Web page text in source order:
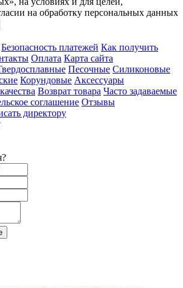
на обработку персональных данных
Безопасность платежей Как получить
Оплата Карта сайта
Песочные Силиконовые
Корундовые Аксессуары
Возврат товара Часто задаваемые
соглашение Отзывы
директору